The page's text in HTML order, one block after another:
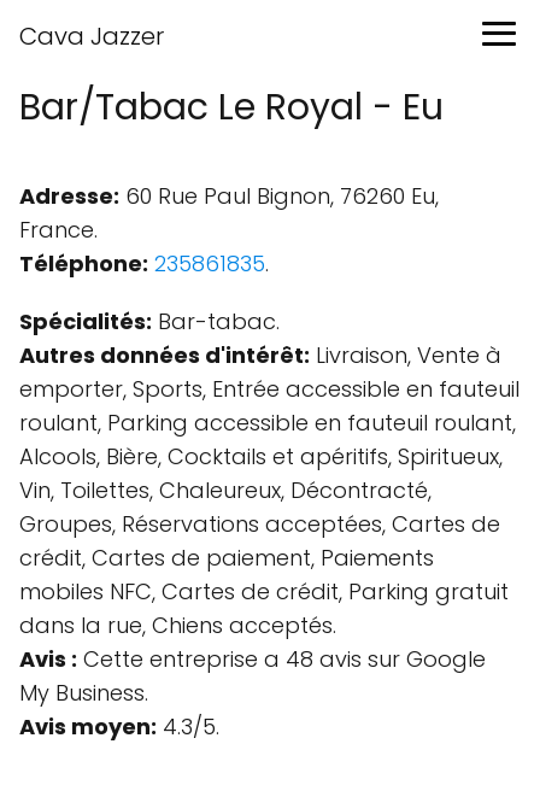
Cava Jazzer
Bar/Tabac Le Royal - Eu
Adresse: 60 Rue Paul Bignon, 76260 Eu,
France.
Téléphone: 235861835.
Spécialités: Bar-tabac.
Autres données d'intérêt: Livraison, Vente à
emporter, Sports, Entrée accessible en fauteuil
roulant, Parking accessible en fauteuil roulant,
Alcools, Bière, Cocktails et apéritifs, Spiritueux,
Vin, Toilettes, Chaleureux, Décontracté,
Groupes, Réservations acceptées, Cartes de
crédit, Cartes de paiement, Paiements
mobiles NFC, Cartes de crédit, Parking gratuit
dans la rue, Chiens acceptés.
Avis : Cette entreprise a 48 avis sur Google
My Business.
Avis moyen: 4.3/5.